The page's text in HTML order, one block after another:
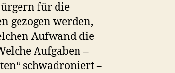
für die
gezogen werden,
Aufwand die
Aufgaben –
schwadroniert –